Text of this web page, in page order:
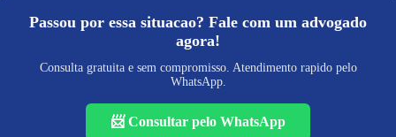
Passou por essa situacao? Fale com um advogado
agora!
Consulta gratuita e sem compromisso. Atendimento rapido pelo
WhatsApp.
📨 Consultar pelo WhatsApp